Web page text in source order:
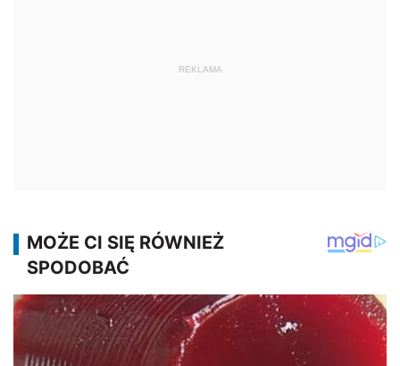
REKLAMA